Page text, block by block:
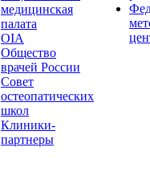
медицинская
палата
OIA
Общество
врачей России
Совет
остеопатических
школ
Клиники-
партнеры